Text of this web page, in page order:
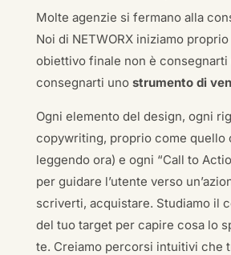
Molte agenzie si fermano alla
Noi di NETWORX iniziamo
obiettivo finale non è consegnarti
consegnarti uno strumento di
Ogni elemento del design, ogni
copywriting, proprio come quello
leggendo ora) e ogni “Call to
per guidare l’utente verso
scriverti, acquistare. Studiamo il
del tuo target per capire cosa lo
te. Creiamo percorsi intuitivi che